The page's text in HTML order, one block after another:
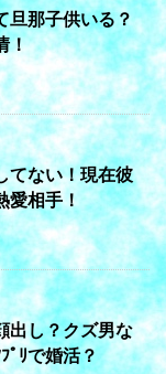
旦那子供いる？
！
てない！現在彼
愛相手！
出し？クズ男な
ﾟﾘで婚活？